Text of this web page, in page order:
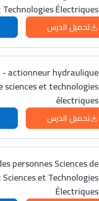
Technologies Électriques
تحميل الدرس
actionneur hydraulique
sciences et technologies
électriques
تحميل الدرس
personnes Sciences de
et Technologies
Électriques